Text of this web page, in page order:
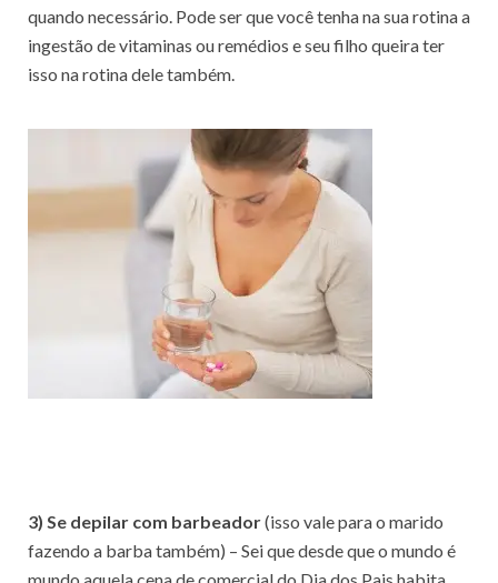
quando necessário. Pode ser que você tenha na sua rotina a
ingestão de vitaminas ou remédios e seu filho queira ter
isso na rotina dele também.
3) Se depilar com barbeador(isso vale para o marido
fazendo a barba também) – Sei que desde que o mundo é